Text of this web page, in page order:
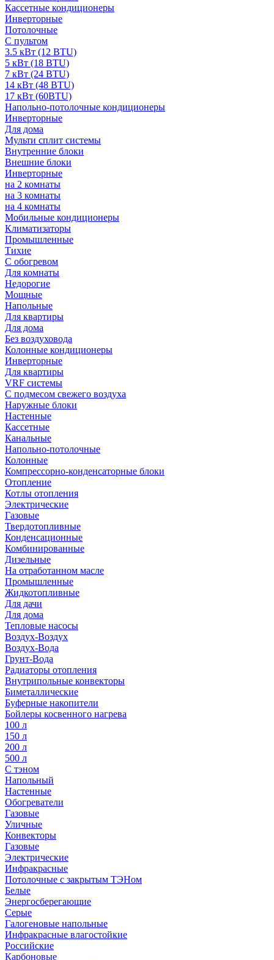
Кассетные кондиционеры
Инверторные
Потолочные
С пультом
3.5 кВт (12 BTU)
5 кВт (18 BTU)
7 кВт (24 BTU)
14 кВт (48 BTU)
17 кВт (60BTU)
Напольно-потолочные кондиционеры
Инверторные
Для дома
Мульти сплит системы
Внутренние блоки
Внешние блоки
Инверторные
на 2 комнаты
на 3 комнаты
на 4 комнаты
Мобильные кондиционеры
Климатизаторы
Промышленные
Тихие
С обогревом
Для комнаты
Недорогие
Мощные
Напольные
Для квартиры
Для дома
Без воздуховода
Колонные кондиционеры
Инверторные
Для квартиры
VRF системы
С подмесом свежего воздуха
Наружные блоки
Настенные
Кассетные
Канальные
Напольно-потолочные
Колонные
Компрессорно-конденсаторные блоки
Отопление
Котлы отопления
Электрические
Газовые
Твердотопливные
Конденсационные
Комбинированные
Дизельные
На отработанном масле
Промышленные
Жидкотопливные
Для дачи
Для дома
Тепловые насосы
Воздух-Воздух
Воздух-Вода
Грунт-Вода
Радиаторы отопления
Внутрипольные конвекторы
Биметаллические
Буферные накопители
Бойлеры косвенного нагрева
100 л
150 л
200 л
500 л
С тэном
Напольный
Настенные
Обогреватели
Газовые
Уличные
Конвекторы
Газовые
Электрические
Инфракрасные
Потолочные с закрытым ТЭНом
Белые
Энергосберегающие
Серые
Галогеновые напольные
Инфракрасные влагостойкие
Российские
Карбоновые